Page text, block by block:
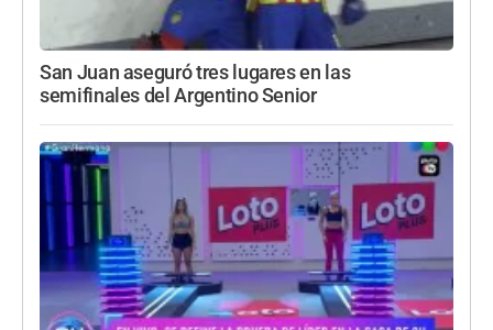
San Juan aseguró tres lugares en las
semifinales del Argentino Senior